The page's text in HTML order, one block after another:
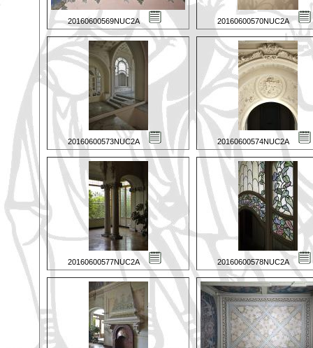
20160600569NUC2A 20160600570NUC2A
20160600573NUC2A 20160600574NUC2A
20160600577NUC2A 20160600578NUC2A